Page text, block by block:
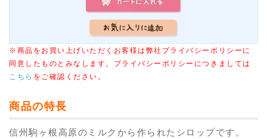
※商品をお買い上げいただくお客様は弊社プライバシーポリシーに
同意したものとみなします。プライバシーポリシーにつきましては
こちら をご確認ください。
商品の特長
信州駒ヶ根高原のミルクから作られたシロップです。